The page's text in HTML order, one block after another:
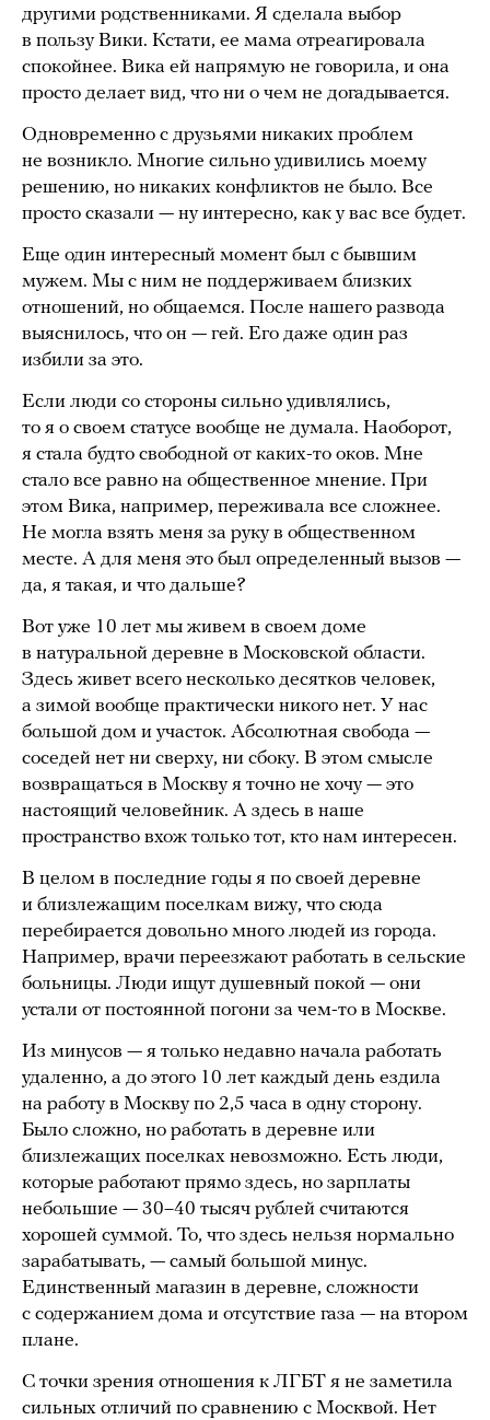
другими родственниками. Я сделала выбор
в пользу Вики. Кстати, ее мама отреагировала
спокойнее. Вика ей напрямую не говорила, и она
просто делает вид, что ни о чем не догадывается.
Одновременно с друзьями никаких проблем
не возникло. Многие сильно удивились моему
решению, но никаких конфликтов не было. Все
просто сказали — ну интересно, как у вас все будет.
Еще один интересный момент был с бывшим
мужем. Мы с ним не поддерживаем близких
отношений, но общаемся. После нашего развода
выяснилось, что он — гей. Его даже один раз
избили за это.
Если люди со стороны сильно удивлялись,
то я о своем статусе вообще не думала. Наоборот,
я стала будто свободной от каких-то оков. Мне
стало все равно на общественное мнение. При
этом Вика, например, переживала все сложнее.
Не могла взять меня за руку в общественном
месте. А для меня это был определенный вызов —
да, я такая, и что дальше?
Вот уже 10 лет мы живем в своем доме
в натуральной деревне в Московской области.
Здесь живет всего несколько десятков человек,
а зимой вообще практически никого нет. У нас
большой дом и участок. Абсолютная свобода —
соседей нет ни сверху, ни сбоку. В этом смысле
возвращаться в Москву я точно не хочу — это
настоящий человейник. А здесь в наше
пространство вхож только тот, кто нам интересен.
В целом в последние годы я по своей деревне
и близлежащим поселкам вижу, что сюда
перебирается довольно много людей из города.
Например, врачи переезжают работать в сельские
больницы. Люди ищут душевный покой — они
устали от постоянной погони за чем-то в Москве.
Из минусов — я только недавно начала работать
удаленно, а до этого 10 лет каждый день ездила
на работу в Москву по 2,5 часа в одну сторону.
Было сложно, но работать в деревне или
близлежащих поселках невозможно. Есть люди,
которые работают прямо здесь, но зарплаты
небольшие — 30–40 тысяч рублей считаются
хорошей суммой. То, что здесь нельзя нормально
зарабатывать, — самый большой минус.
Единственный магазин в деревне, сложности
с содержанием дома и отсутствие газа — на втором
плане.
С точки зрения отношения к ЛГБТ я не заметила
сильных отличий по сравнению с Москвой. Нет